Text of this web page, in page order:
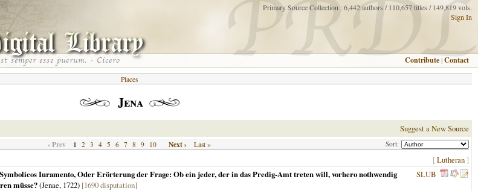
Primary Source Collection : 6,442 authors / 110,657 titles / 149,819 vols.
Sign In
Contribute |Contact
Places
Jena
Suggest a New Source
Sort:
‹ Prev 1 2 3 4 5 6 7 8 9 10 Next › Last »
[Lutheran ]
Iuramento, Oder Erörterung der Frage: Ob ein jeder, der in das Predig-Amt treten will, vorhero nothwendig
müsse?(Jenae, 1722) [1690 disputation]
SLUB